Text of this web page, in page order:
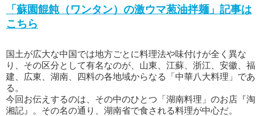
「蘇園餛飩（ワンタン）の激ウマ葱油拌麺」記事は
こちら
国土が広大な中国では地方ごとに料理法や味付けが全く異な
り、その区分として有名なのが、山東、江蘇、浙江、安徽、福
建、広東、湖南、四料の各地域からなる「中華八大料理」であ
る。
今回お伝えするのは、その中のひとつ「湖南料理」のお店『淘
湘記』。その名の通り、湖南省で食される料理が中心だ。